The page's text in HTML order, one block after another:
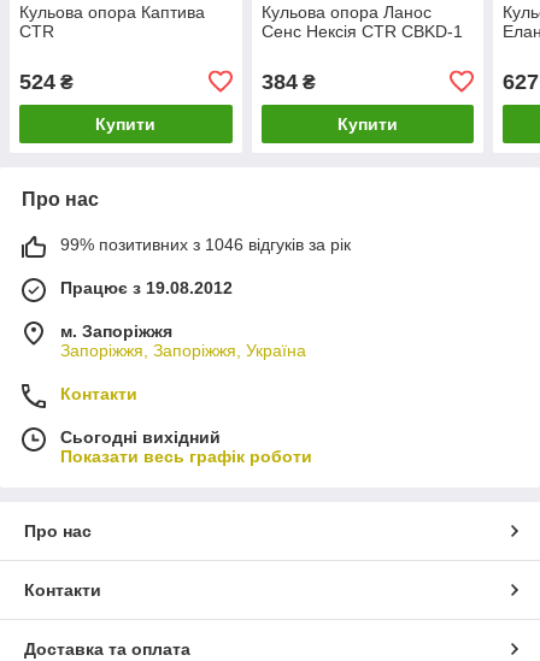
Кульова опора Каптива
CTR
524 ₴
Купити
Кульова опора Ланос
Сенс Нексія CTR CBKD-1
384₴
Купити
627
Про нас
99% позитивних з 1046 відгуків за рік
Працює з 19.08.2012
м. Запоріжжя
Запоріжжя, Запоріжжя, Україна
Контакти
Сьогодні вихідний
Показати весь графік роботи
Про нас
Контакти
Доставка та оплата